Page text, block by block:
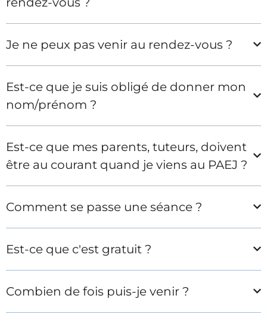
Je ne peux pas venir au rendez-vous ?
Est-ce que je suis obligé de donner mon
nom/prénom ?
Est-ce que mes parents, tuteurs, doivent
être au courant quand je viens au PAEJ ?
Comment se passe une séance ?
Est-ce que c'est gratuit ?
Combien de fois puis-je venir ?